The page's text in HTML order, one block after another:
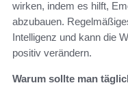
wirken, indem es hilft,
abzubauen.
Intelligenz und kann die
positiv verändern.
Warum sollte man